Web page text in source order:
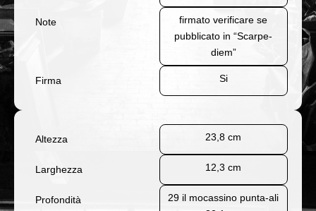
Note
firmato verificare se
pubblicato in “Scarpe-
diem”
Firma Si
Altezza 23,8 cm
Larghezza 12,3 cm
Profondità
29 il mocassino punta-ali